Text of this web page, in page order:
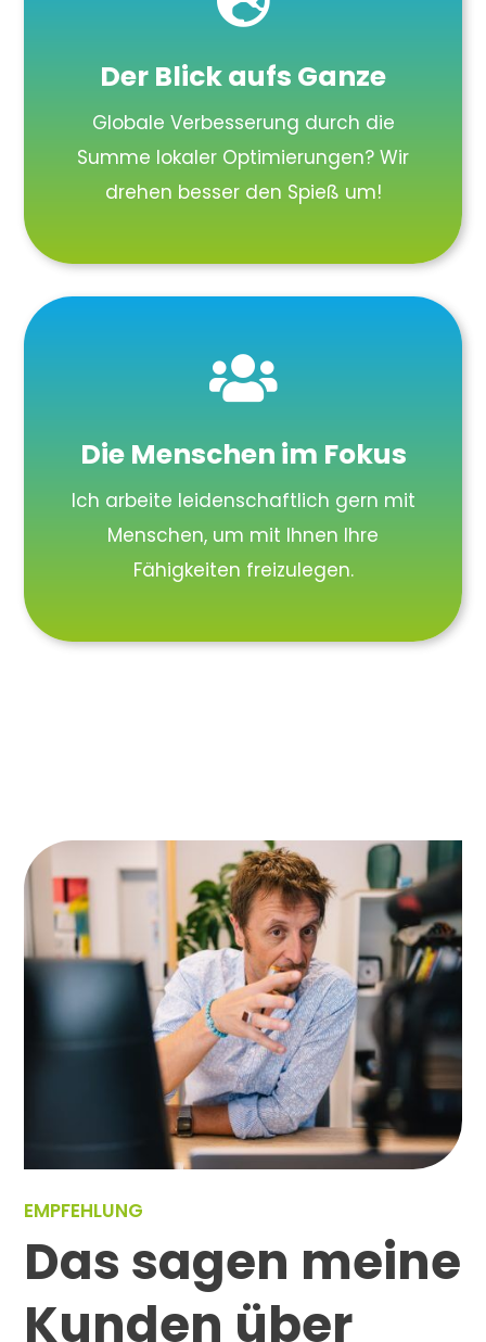
Der Blick aufs Ganze
Globale Verbesserung durch die
Summe lokaler Optimierungen? Wir
drehen besser den Spieß um!

Die Menschen im Fokus
Ich arbeite leidenschaftlich gern mit
Menschen, um mit Ihnen Ihre
Fähigkeiten freizulegen.
EMPFEHLUNG
Das sagen meine
Kunden über